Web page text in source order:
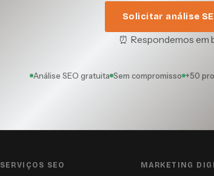
Solicitar análise
⏰ Respondemos em
Análise SEO gratuita Sem compromisso +50
SERVIÇOS SEO MARKETING